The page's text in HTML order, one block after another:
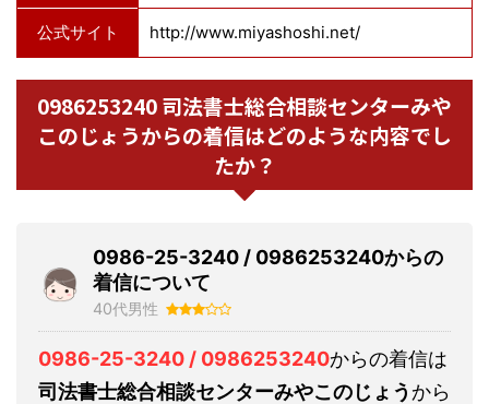
公式サイト http://www.miyashoshi.net/
0986253240 司法書士総合相談センターみや
このじょうからの着信はどのような内容でし
たか？
0986-25-3240 / 0986253240からの
着信について
40代男性
0986-25-3240 / 0986253240からの着信は
司法書士総合相談センターみやこのじょうから